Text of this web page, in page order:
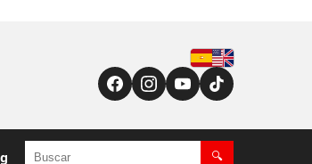
Español
English (US / UK)
Buscar 🔍